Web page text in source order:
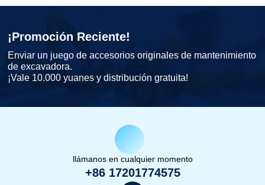
¡Promoción Reciente!
Enviar un juego de accesorios originales de mantenimiento
de excavadora.
¡Vale 10.000 yuanes y distribución gratuita!
llámanos en cualquier momento
+86 17201774575